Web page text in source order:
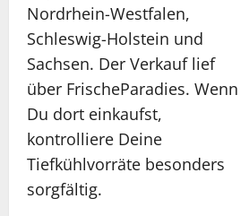
Nordrhein-Westfalen,
Schleswig-Holstein und
Sachsen. Der Verkauf lief
über FrischeParadies. Wenn
Du dort einkaufst,
kontrolliere Deine
Tiefkühlvorräte besonders
sorgfältig.